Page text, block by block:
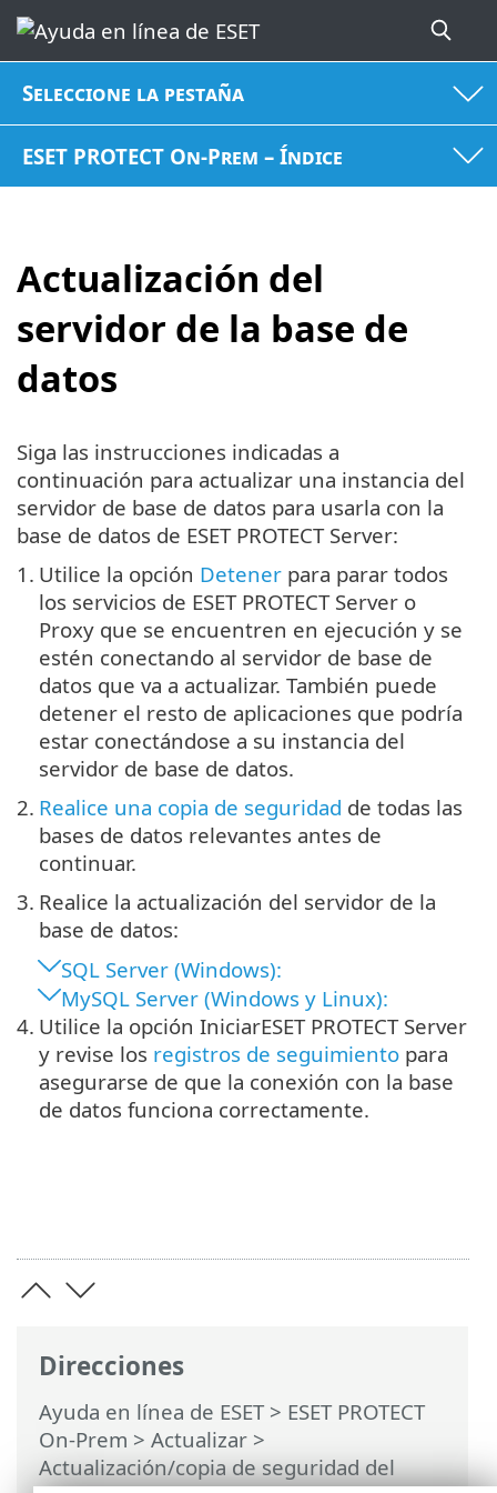
Seleccione la pestaña
ESET PROTECT On-Prem – Índice
Actualización del
servidor de la base de
datos
Direcciones
Ayuda en línea de ESET> ESET PROTECT
On-Prem > Actualizar >
Actualización/copia de seguridad del
Siga las instrucciones indicadas a
continuación para actualizar una instancia del
servidor de base de datos para usarla con la
base de datos de ESET PROTECT Server:
1. Utilice la opción Detener para parar todos
los servicios de ESET PROTECT Server o
Proxy que se encuentren en ejecución y se
estén conectando al servidor de base de
datos que va a actualizar. También puede
detener el resto de aplicaciones que podría
estar conectándose a su instancia del
servidor de base de datos.
2. Realice una copia de seguridad de todas las
bases de datos relevantes antes de
continuar.
3. Realice la actualización del servidor de la
base de datos:
SQL Server (Windows):
MySQL Server (Windows y Linux):
4. Utilice la opción IniciarESET PROTECT Server
y revise los registros de seguimiento para
asegurarse de que la conexión con la base
de datos funciona correctamente.